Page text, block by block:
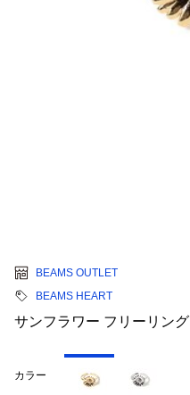
BEAMS OUTLET
BEAMS HEART
サンフラワー フリーリング
カラー